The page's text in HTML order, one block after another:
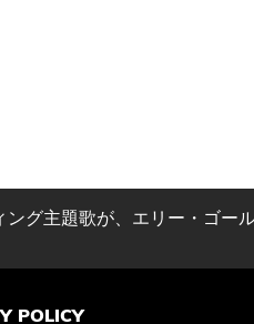
グ主題歌が、エリー・ゴー
POLICY